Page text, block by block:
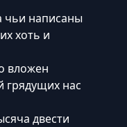
чьи написаны
хоть и
вложен
грядущих нас
двести